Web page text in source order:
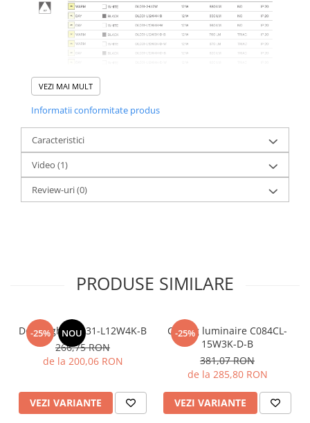
VEZI MAI MULT
Informatii conformitate produs
Caracteristici
Video (1)
Review-uri(0)
PRODUSE SIMILARE
-25% NOU
Downlight DL031-L12W4K-B
266,75 RON
de la 200,06 RON
VEZI VARIANTE
-25%
Ceiling luminaire C084CL-
15W3K-D-B
381,07 RON
de la 285,80 RON
VEZI VARIANTE